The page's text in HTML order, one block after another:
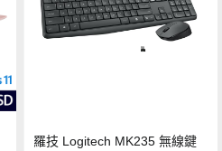
羅技 Logitech MK235 無線鍵